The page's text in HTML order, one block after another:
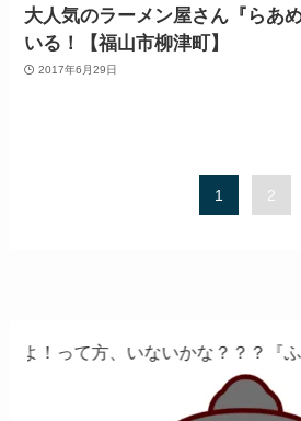
大人気のラーメン屋さん『らあ
いる！【福山市柳津町】
2017年6月29日
1 2
？？？『ふくやまつーしん』でち